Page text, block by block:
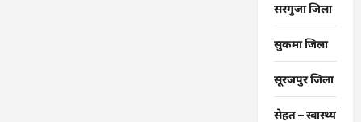
सरगुजा जिला
सुकमा जिला
सूरजपुर जिला
सेहत – स्‍वास्‍थ्‍य